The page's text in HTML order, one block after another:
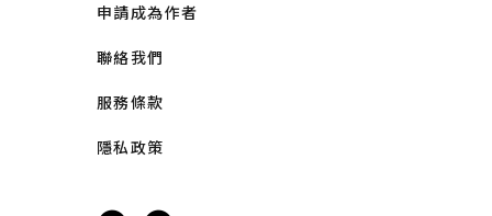
申請成為作者
聯絡我們
服務條款
隱私政策